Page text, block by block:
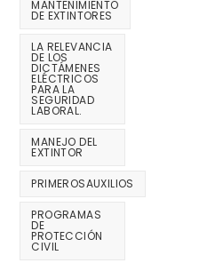
MANTENIMIENTO
DE EXTINTORES
LA RELEVANCIA
DE LOS
DICTÁMENES
ELÉCTRICOS
PARA LA
SEGURIDAD
LABORAL.
MANEJO DEL
EXTINTOR
PRIMEROSAUXILIOS
PROGRAMAS
DE
PROTECCIÓN
CIVIL